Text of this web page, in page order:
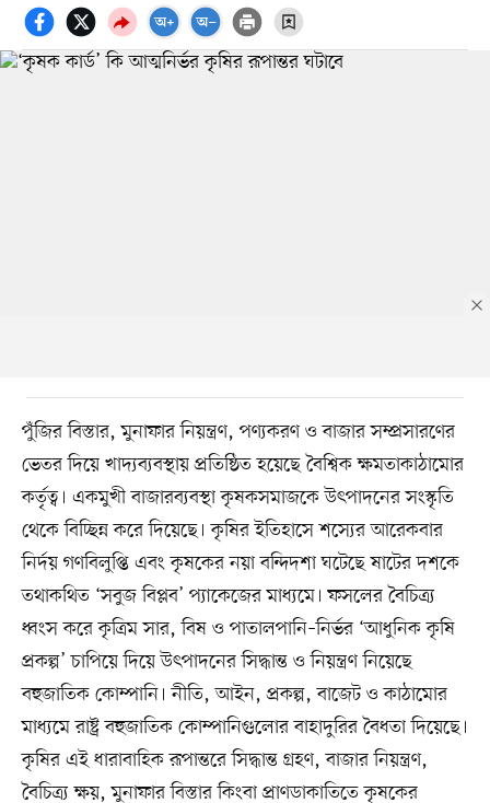
পুঁজির বিস্তার, মুনাফার নিয়ন্ত্রণ, পণ্যকরণ ও বাজার সম্প্রসারণের
ভেতর দিয়ে খাদ্যব্যবস্থায় প্রতিষ্ঠিত হয়েছে বৈশ্বিক ক্ষমতাকাঠামোর
কর্তৃত্ব। একমুখী বাজারব্যবস্থা কৃষকসমাজকে উৎপাদনের সংস্কৃতি
থেকে বিচ্ছিন্ন করে দিয়েছে। কৃষির ইতিহাসে শস্যের আরেকবার
নির্দয় গণবিলুপ্তি এবং কৃষকের নয়া বন্দিদশা ঘটেছে ষাটের দশকে
তথাকথিত ‘সবুজ বিপ্লব’ প্যাকেজের মাধ্যমে। ফসলের বৈচিত্র্য
ধ্বংস করে কৃত্রিম সার, বিষ ও পাতালপানি–নির্ভর ‘আধুনিক কৃষি
প্রকল্প’ চাপিয়ে দিয়ে উৎপাদনের সিদ্ধান্ত ও নিয়ন্ত্রণ নিয়েছে
বহুজাতিক কোম্পানি। নীতি, আইন, প্রকল্প, বাজেট ও কাঠামোর
মাধ্যমে রাষ্ট্র বহুজাতিক কোম্পানিগুলোর বাহাদুরির বৈধতা দিয়েছে।
কৃষির এই ধারাবাহিক রূপান্তরে সিদ্ধান্ত গ্রহণ, বাজার নিয়ন্ত্রণ,
বৈচিত্র্য ক্ষয়, মুনাফার বিস্তার কিংবা প্রাণডাকাতিতে কৃষকের